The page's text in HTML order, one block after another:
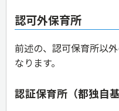
認可外保育所
前述の、認可保育所以
なります。
認証保育所（都独自基